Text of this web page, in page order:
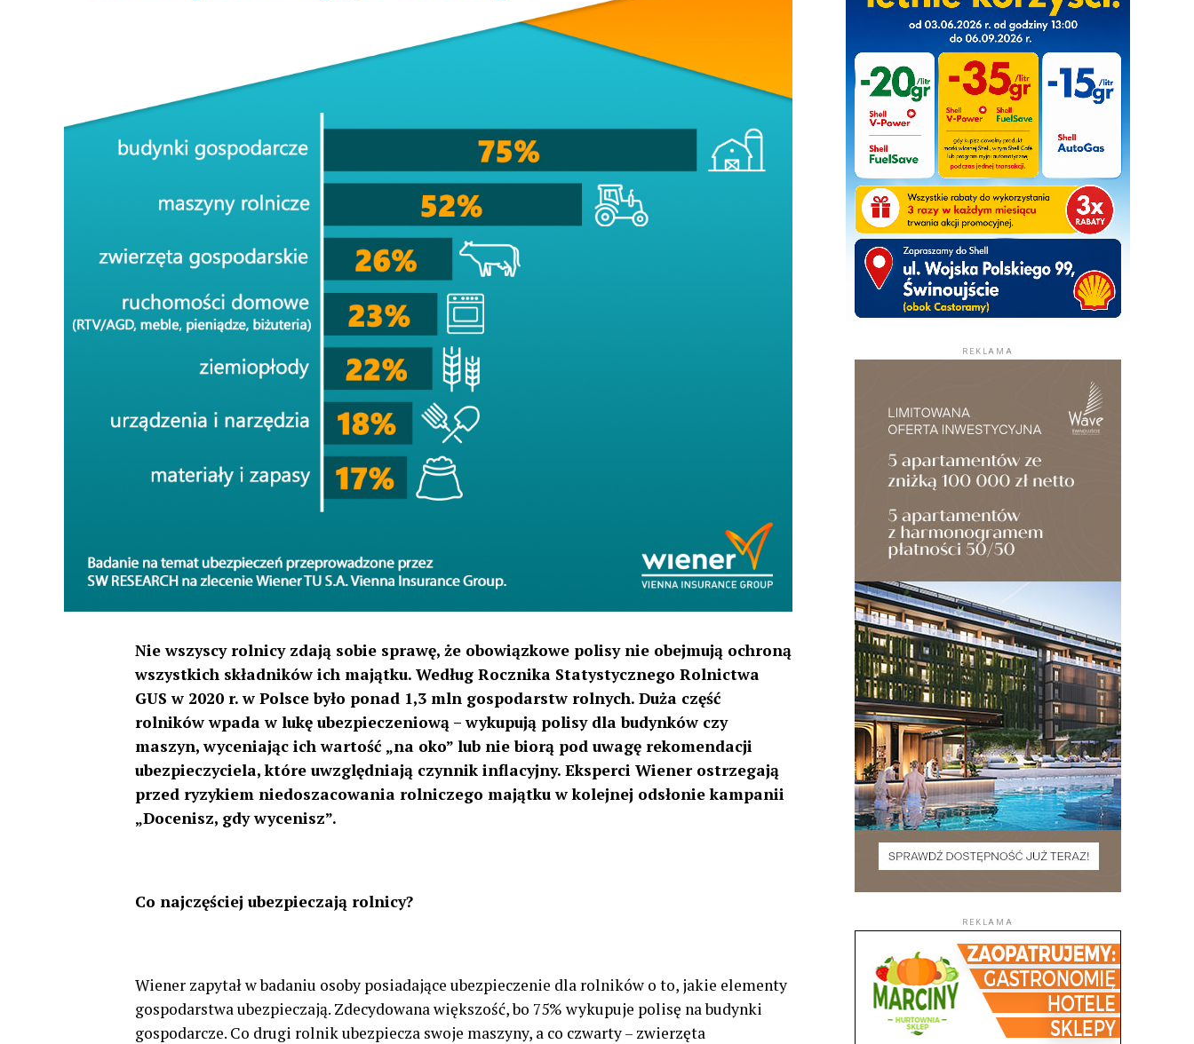
Nie wszyscy rolnicy zdają sobie sprawę, że obowiązkowe polisy nie obejmują ochroną
wszystkich składników ich majątku. Według Rocznika Statystycznego Rolnictwa
GUS w 2020 r. w Polsce było ponad 1,3 mln gospodarstw rolnych. Duża część
rolników wpada w lukę ubezpieczeniową – wykupują polisy dla budynków czy
maszyn, wyceniając ich wartość „na oko” lub nie biorą pod uwagę rekomendacji
ubezpieczyciela, które uwzględniają czynnik inflacyjny. Eksperci Wiener ostrzegają
przed ryzykiem niedoszacowania rolniczego majątku w kolejnej odsłonie kampanii
„Docenisz, gdy wycenisz”.
Co najczęściej ubezpieczają rolnicy?
Wiener zapytał w badaniu osoby posiadające ubezpieczenie dla rolników o to, jakie elementy
gospodarstwa ubezpieczają. Zdecydowana większość, bo 75% wykupuje polisę na budynki
gospodarcze. Co drugi rolnik ubezpiecza swoje maszyny, a co czwarty – zwierzęta
REKLAMA
REKLAMA